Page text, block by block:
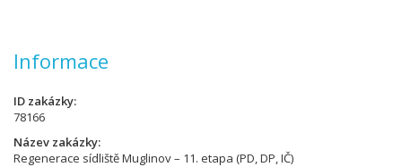
Informace
ID zakázky
78166
Název zakázky
Regenerace sídliště Muglinov – 11. etapa (PD, DP, IČ)